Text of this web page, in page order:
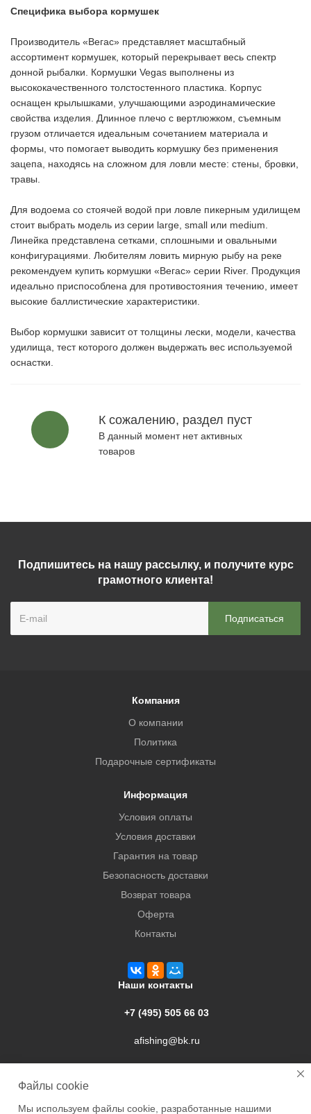
Специфика выбора кормушек
Производитель «Вегас» представляет масштабный
ассортимент кормушек, который перекрывает весь спектр
донной рыбалки. Кормушки Vegas выполнены из
высококачественного толстостенного пластика. Корпус
оснащен крылышками, улучшающими аэродинамические
свойства изделия. Длинное плечо с вертлюжком, съемным
грузом отличается идеальным сочетанием материала и
формы, что помогает выводить кормушку без применения
зацепа, находясь на сложном для ловли месте: стены, бровки,
травы.
Для водоема со стоячей водой при ловле пикерным удилищем
стоит выбрать модель из серии large, small или medium.
Линейка представлена сетками, сплошными и овальными
конфигурациями. Любителям ловить мирную рыбу на реке
рекомендуем купить кормушки «Вегас» серии River. Продукция
идеально приспособлена для противостояния течению, имеет
высокие баллистические характеристики.
Выбор кормушки зависит от толщины лески, модели, качества
удилища, тест которого должен выдержать вес используемой
оснастки.
К сожалению, раздел пуст
В данный момент нет активных
товаров
Подпишитесь на нашу рассылку, и получите курс
грамотного клиента!
Компания
О компании
Политика
Подарочные сертификаты
Информация
Условия оплаты
Условия доставки
Гарантия на товар
Безопасность доставки
Возврат товара
Оферта
Контакты
Наши контакты
+7 (495) 505 66 03
afishing@bk.ru
Файлы cookie
Мы используем файлы cookie, разработанные нашими